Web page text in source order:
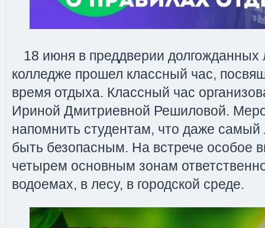
18 июня в преддверии долгожданных
колледже прошел классный час,
время отдыха. Классный час
Ириной Дмитриевной Решиловой.
напомнить студентам, что даже самый
быть безопасным. На встрече особое
четырем основным зонам
водоемах, в лесу, в городской среде.